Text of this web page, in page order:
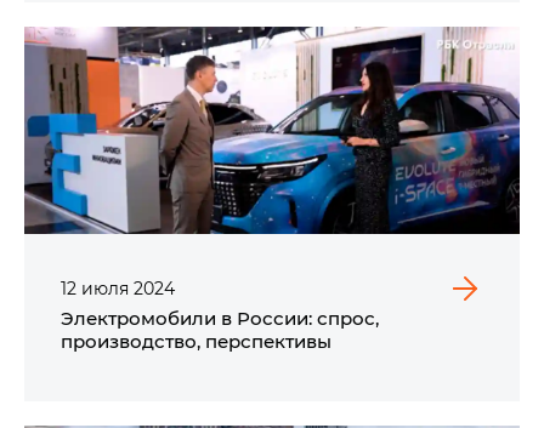
12 июля 2024
Электромобили в России: спрос,
производство, перспективы